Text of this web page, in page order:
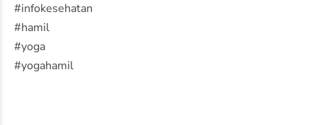
#infokesehatan
#hamil
#yoga
#yogahamil